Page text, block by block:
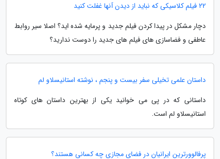
22 فیلم کلاسیکی که نباید از دیدن آنها غفلت کنید
دچار مشکل در پیدا کردن فیلم جدید و پرمایه شده اید؟ اصلا سیر روابط
عاطفی و فضاسازی های فیلم های جدید را دوست ندارید؟
داستان علمی تخیلی سفر بیست و پنجم ، نوشته استانیسلاو لم
داستانی که در پی می خوانید یکی از بهترین داستان های کوتاه
استانیسلاو لم است.
پرفالوورترین ایرانیان در فضای مجازی چه کسانی هستند؟